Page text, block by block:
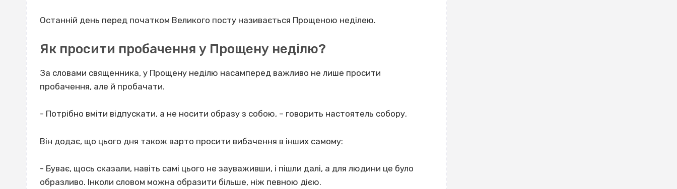
Останній день перед початком Великого посту називається Прощеною неділею.
Як просити пробачення у Прощену неділю?
За словами священника, у Прощену неділю насамперед важливо не лише просити
пробачення, але й пробачати.
- Потрібно вміти відпускати, а не носити образу з собою, – говорить настоятель собору.
Він додає, що цього дня також варто просити вибачення в інших самому:
- Буває, щось сказали, навіть самі цього не зауваживши, і пішли далі, а для людини це було
образливо. Інколи словом можна образити більше, ніж певною дією.